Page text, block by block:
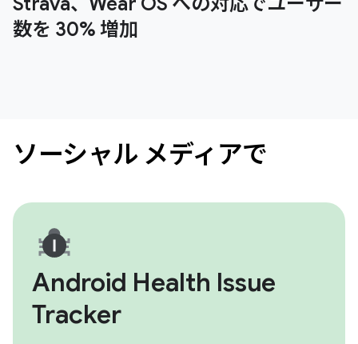
数を 30% 増加
ソーシャル メディアで
Android Health Issue
Tracker